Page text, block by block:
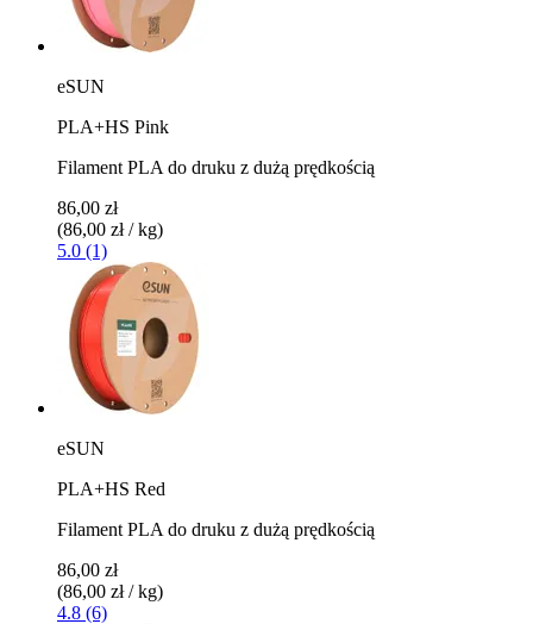
eSUN
PLA+HS Pink
Filament PLA do druku z dużą prędkością
86,00 zł
(86,00 zł / kg)
5.0 (1)
eSUN
PLA+HS Red
Filament PLA do druku z dużą prędkością
86,00 zł
(86,00 zł / kg)
4.8 (6)